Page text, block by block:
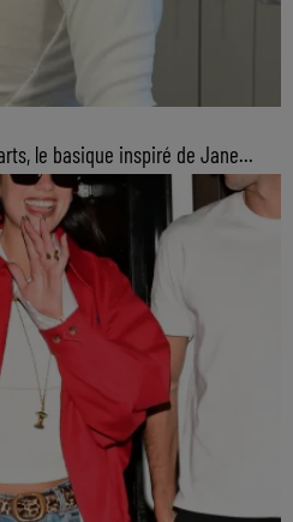
le basique inspiré de Jane...